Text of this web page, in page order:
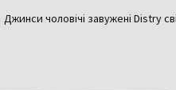
Джинси чоловічі завужені Distry